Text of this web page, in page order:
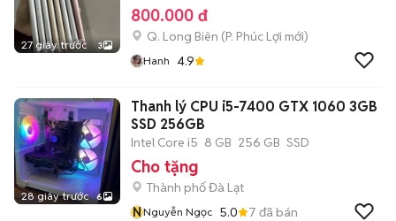
27 giây trước 3
800.000 đ
Q. Long Biên (P. Phúc Lợi mới)
Hanh 4.9
28 giây trước 6
Thanh lý CPU i5-7400 GTX 1060 3GB
SSD 256GB
Intel Core i5 8 GB 256 GB SSD
Cho tặng
Thành phố Đà Lạt
NNguyễn Ngọc 5.0 7 đã bán